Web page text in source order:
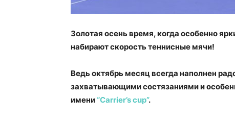
Золотая осень время, когда особенно
набирают скорость теннисные мячи!
Ведь октябрь месяц всегда наполнен
захватывающими состязаниями и
имени“Carrier’s cup”.